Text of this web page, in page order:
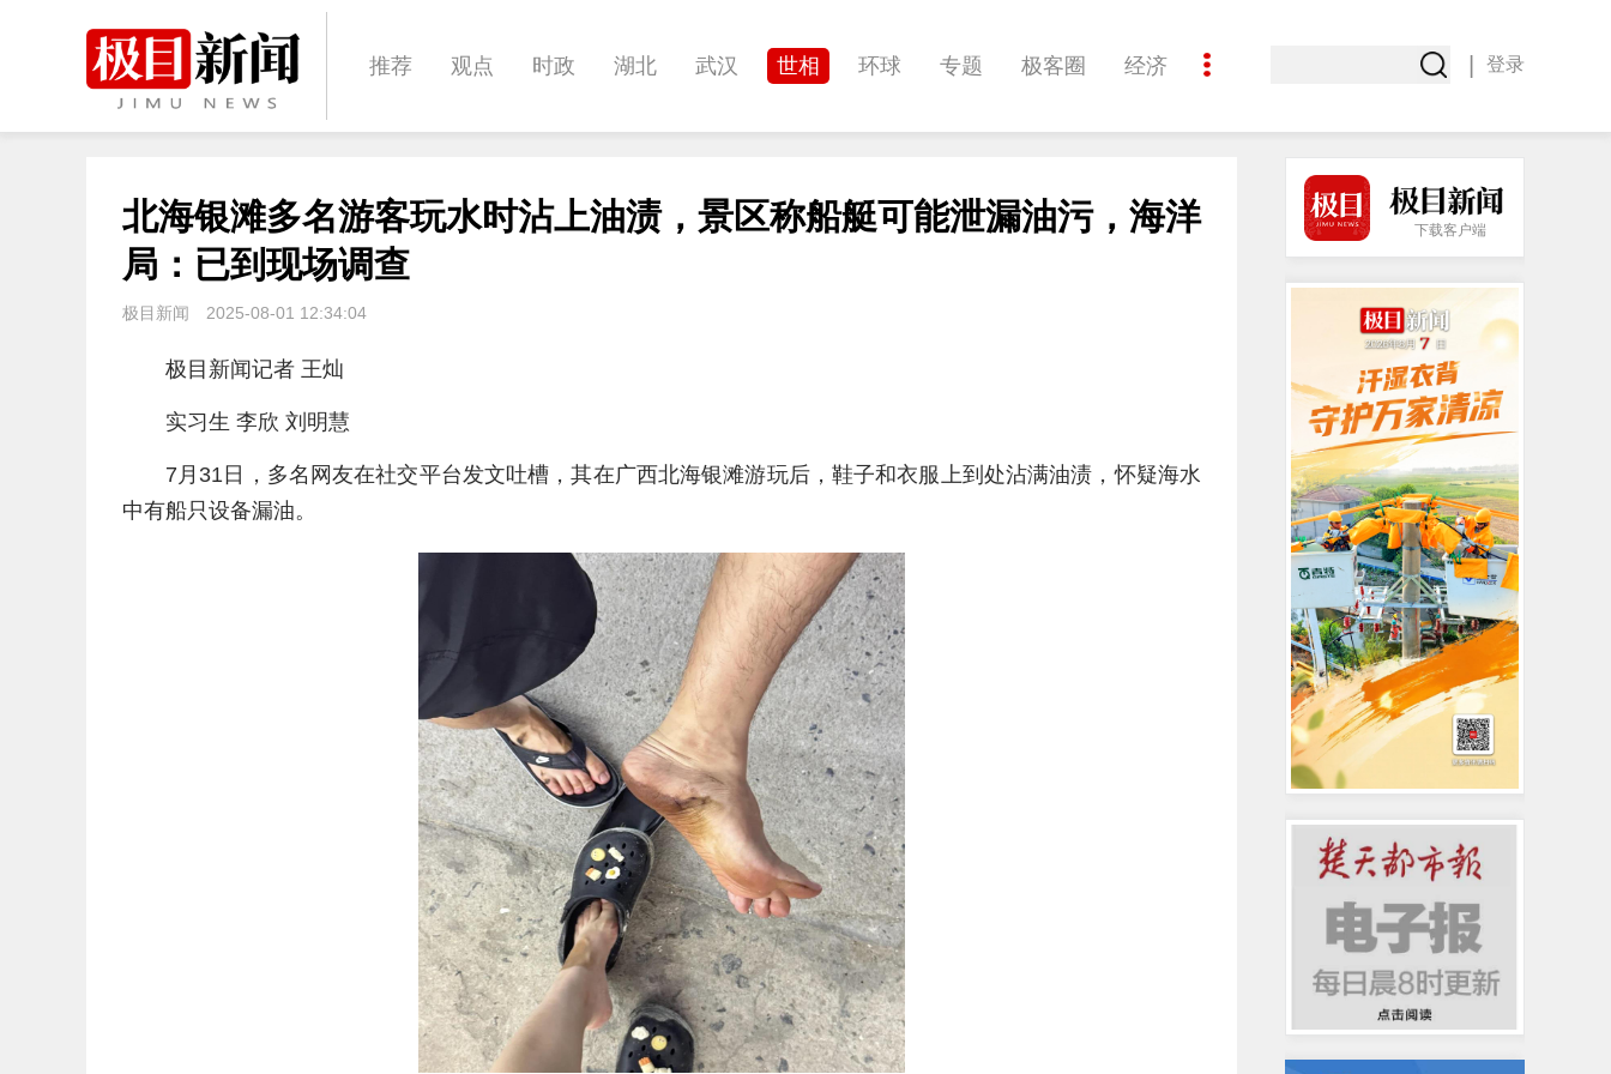
推荐 观点 时政 湖北 武汉 世相 环球 专题 极客圈 经济
体育 娱乐 影像 帅作文 International 职教院 酒道
登录
北海银滩多名游客玩水时沾上油渍，景区称船艇可能泄漏油污，海洋
局：已到现场调查
极目新闻 2025-08-01 12:34:04
极目新闻记者 王灿
实习生 李欣 刘明慧
7月31日，多名网友在社交平台发文吐槽，其在广西北海银滩游玩后，鞋子和衣服上到处沾满油渍，怀疑海水
中有船只设备漏油。
下载客户端